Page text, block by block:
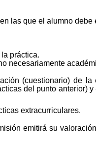
las que el alumno debe
práctica.
necesariamente
(cuestionario) de la
del punto anterior) y
extracurriculares.
emitirá su